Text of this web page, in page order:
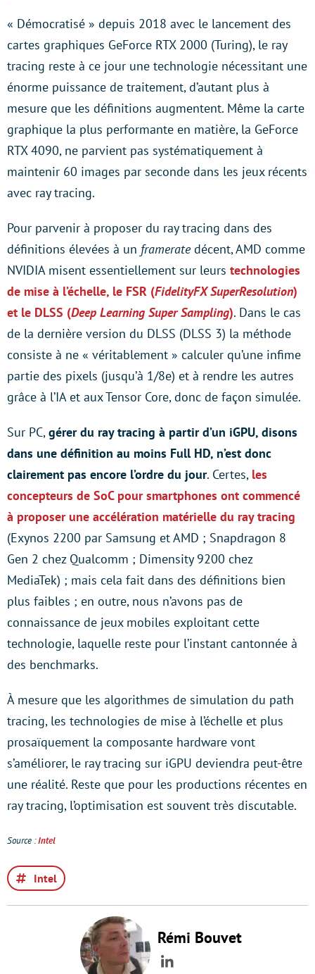
« Démocratisé » depuis 2018 avec le lancement des
cartes graphiques GeForce RTX 2000 (Turing), le ray
tracing reste à ce jour une technologie nécessitant une
énorme puissance de traitement, d’autant plus à
mesure que les définitions augmentent. Même la carte
graphique la plus performante en matière, la GeForce
RTX 4090, ne parvient pas systématiquement à
maintenir 60 images par seconde dans les jeux récents
avec ray tracing.
Pour parvenir à proposer du ray tracing dans des
définitions élevées à un frameratedécent, AMD comme
NVIDIA misent essentiellement sur leurs technologies
de mise à l’échelle, le FSR (FidelityFX SuperResolution)
et le DLSS (Deep Learning Super Sampling). Dans le cas
de la dernière version du DLSS (DLSS 3) la méthode
consiste à ne « véritablement » calculer qu’une infime
partie des pixels (jusqu’à 1/8e) et à rendre les autres
grâce à l’IA et aux Tensor Core, donc de façon simulée.
Sur PC,gérer du ray tracing à partir d’un iGPU, disons
dans une définition au moins Full HD, n’est donc
clairement pas encore l’ordre du jour. Certes, les
concepteurs de SoC pour smartphones ont commencé
à proposer une accélération matérielle du ray tracing
(Exynos 2200 par Samsung et AMD ; Snapdragon 8
Gen 2 chez Qualcomm ; Dimensity 9200 chez
MediaTek) ; mais cela fait dans des définitions bien
plus faibles ; en outre, nous n’avons pas de
connaissance de jeux mobiles exploitant cette
technologie, laquelle reste pour l’instant cantonnée à
des benchmarks.
À mesure que les algorithmes de simulation du path
tracing, les technologies de mise à l’échelle et plus
prosaïquement la composante hardware vont
s’améliorer, le ray tracing sur iGPU deviendra peut-être
une réalité. Reste que pour les productions récentes en
ray tracing, l’optimisation est souvent très discutable.
Source :Intel
Intel
Rémi Bouvet